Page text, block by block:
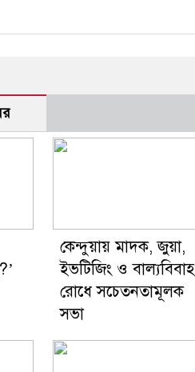
কেন্দুয়ায় মাদক, জুয়া,
ইভটিজিং ও বাল্যবিবাহ
রোধে সচেতনতামূলক
সভা